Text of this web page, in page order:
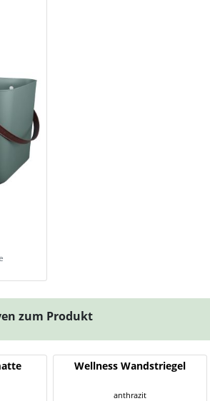
zum Produkt
Wellness Wandstriegel
anthrazit